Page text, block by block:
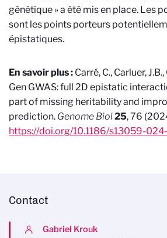
génétique » a été mis en place. Les
sont les points porteurs
épistatiques.
En savoir plus : Carré, C., Carluer,
Gen GWAS: full 2D epistatic
part of missing heritability and
prediction. Genome Biol25, 76
https://doi.org/10.1186/s13059-
Contact
Gabriel Krouk